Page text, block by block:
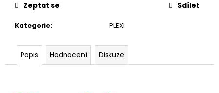
Kategorie: PLEXI
Zeptat se Sdílet
Popis Hodnocení Diskuze